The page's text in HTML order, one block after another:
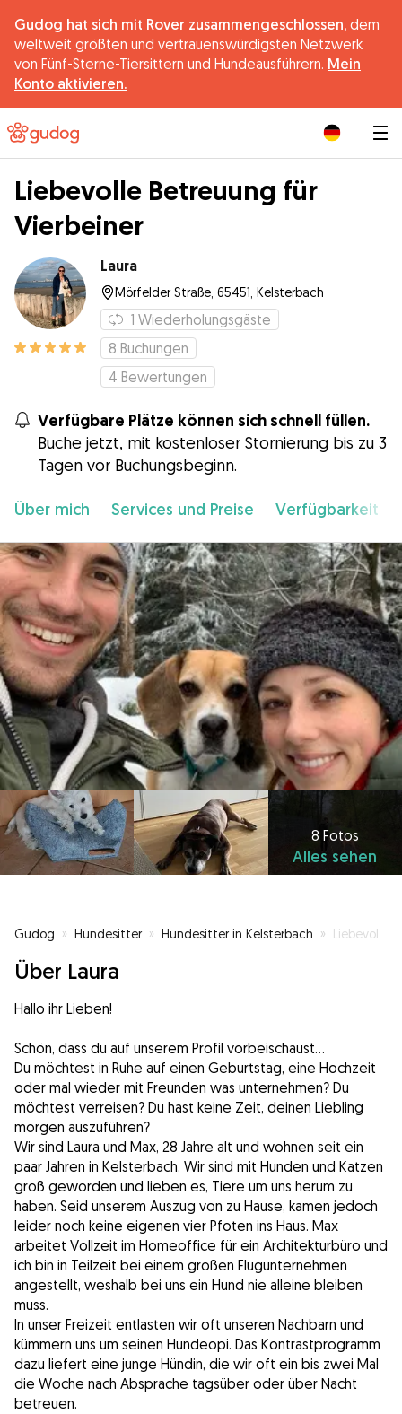
Gudog hat sich mit Rover zusammengeschlossen, dem
weltweit größten und vertrauenswürdigsten Netzwerk
von Fünf-Sterne-Tiersittern und Hundeausführern. Mein
Konto aktivieren.
Liebevolle Betreuung für
Vierbeiner
Laura
Mörfelder Straße, 65451, Kelsterbach
1 Wiederholungsgäste
8 Buchungen
4 Bewertungen
Verfügbare Plätze können sich schnell füllen.
Buche jetzt, mit kostenloser Stornierung bis zu 3
Tagen vor Buchungsbeginn.
Über mich Services und Preise Verfügbarkeit
8 Fotos
Alles sehen
Gudog » Hundesitter » Hundesitter in Kelsterbach » Liebevolle Betreuung für Vierbeiner
Über Laura
Hallo ihr Lieben!
Schön, dass du auf unserem Profil vorbeischaust…
Du möchtest in Ruhe auf einen Geburtstag, eine Hochzeit
oder mal wieder mit Freunden was unternehmen? Du
möchtest verreisen? Du hast keine Zeit, deinen Liebling
morgen auszuführen?
Wir sind Laura und Max, 28 Jahre alt und wohnen seit ein
paar Jahren in Kelsterbach. Wir sind mit Hunden und Katzen
groß geworden und lieben es, Tiere um uns herum zu
haben. Seid unserem Auszug von zu Hause, kamen jedoch
leider noch keine eigenen vier Pfoten ins Haus. Max
arbeitet Vollzeit im Homeoffice für ein Architekturbüro und
ich bin in Teilzeit bei einem großen Flugunternehmen
angestellt, weshalb bei uns ein Hund nie alleine bleiben
muss.
In unser Freizeit entlasten wir oft unseren Nachbarn und
kümmern uns um seinen Hundeopi. Das Kontrastprogramm
dazu liefert eine junge Hündin, die wir oft ein bis zwei Mal
die Woche nach Absprache tagsüber oder über Nacht
betreuen.